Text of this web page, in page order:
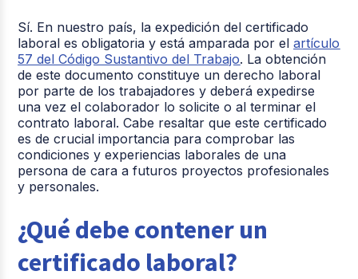
Sí. En nuestro país, la expedición del certificado
laboral es obligatoria y está amparada por elartículo
57 del Código Sustantivo del Trabajo. La obtención
de este documento constituye un derecho laboral
por parte de los trabajadores y deberá expedirse
una vez el colaborador lo solicite o al terminar el
contrato laboral. Cabe resaltar que este certificado
es de crucial importancia para comprobar las
condiciones y experiencias laborales de una
persona de cara a futuros proyectos profesionales
y personales.
¿Qué debe contener un
certificado laboral?